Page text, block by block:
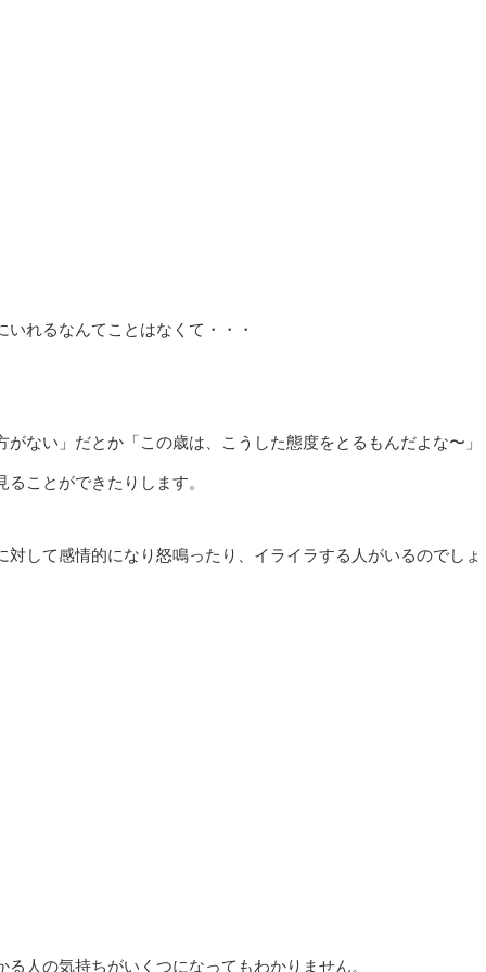
れるなんてことはなくて・・・
ない」だとか「この歳は、こうした態度をとるもんだよな〜」
ことができたりします。
して感情的になり怒鳴ったり、イライラする人がいるのでしょ
人の気持ちがいくつになってもわかりません。